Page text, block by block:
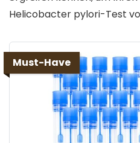
Helicobacter pylori-Test
Must-Have